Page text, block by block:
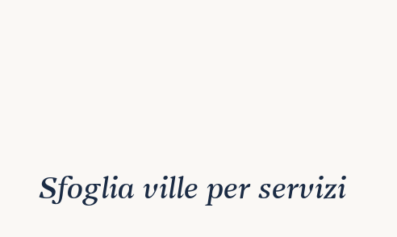
Sfoglia ville per servizi